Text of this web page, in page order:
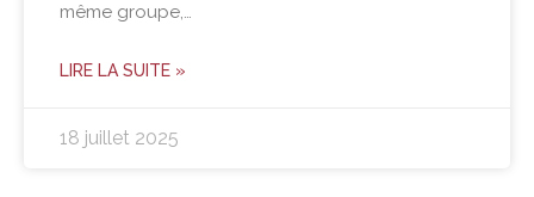
même groupe,…
LIRE LA SUITE »
18 juillet 2025